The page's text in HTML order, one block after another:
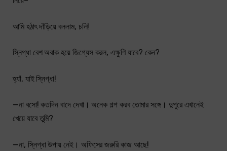
আমি হঠাৎ দাঁড়িয়ে বললাম, চলি!
স্নিগ্ধা বেশ অবাক হয়ে জিগ্যেস করল, এক্ষুণি যাবে? কেন?
হ্যাঁ, যাই স্নিগ্ধা!
—না বসো! কতদিন বাদে দেখা। অনেক গল্প করব তোমার সঙ্গে। দুপুরে এখানেই
খেয়ে যাবে তুমি?
—না, স্নিগ্ধা উপায় নেই। অফিসের জরুরি কাজ আছে!